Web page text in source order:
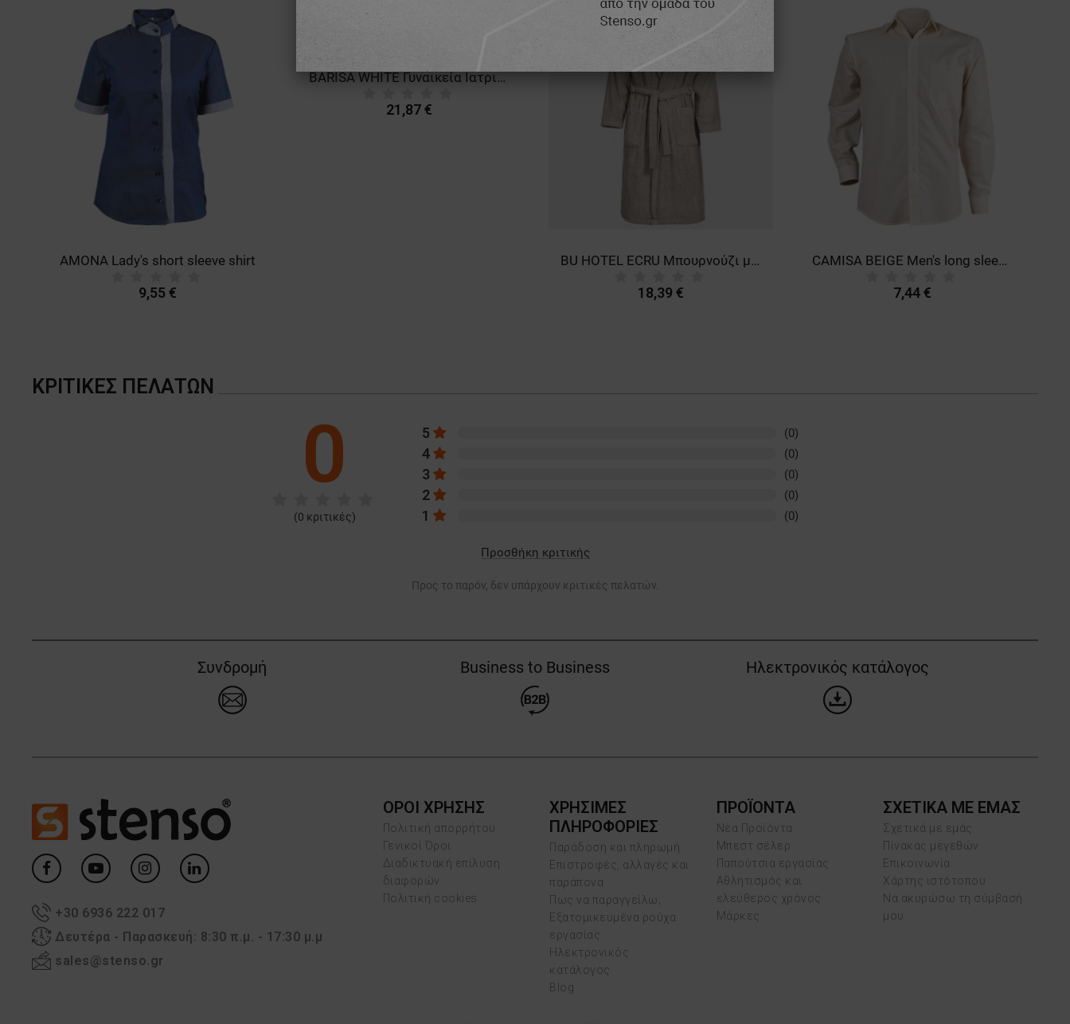
AMONA Lady's short sleeve shirt
9,55 €
BARISA WHITE Γυναικεία Ιατρική Μπλούζα άσπρο
21,87 €
ТΟ ΠΡΟΪΌΝ ΈΧΕΙ ΕΞΑΝΤΛΗΘΕΊ
BU HOTEL ECRU Μπουρνούζι μπάνιου
18,39 €
CAMISA BEIGE Men's long sleeve shirt
7,44 €
ΚΡΙΤΙΚΈΣ ΠΕΛΑΤΏΝ
0
(0 κριτικές)
5 (0)
4 (0)
3 (0)
2 (0)
1 (0)
Προσθήκη κριτικής
Προς το παρόν, δεν υπάρχουν κριτικές πελατών.
Συνδρομή Business to Business Ηλεκτρονικός κατάλογος
+30 6936 222 017
Δευτέρα - Παρασκευή: 8:30 π.μ. - 17:30 μ.μ
sales@stenso.gr
ΟΡΟΙ ΧΡΗΣΗΣ
Πολιτική απορρήτου
Γενικοί Όροι
Διαδικτυακή επίλυση
διαφορών
Πολιτική cookies
ΧΡΗΣΙΜΕΣ
ΠΛΗΡΟΦΟΡΙΕΣ
Παράδοση και πληρωμή
Επιστροφές, αλλαγές και
παράπονα
Πως να παραγγείλω;
Εξατομικευμένα ρούχα
εργασίας
Ηλεκτρονικός
κατάλογος
Blog
ΠΡΟΪΌΝΤΑ
Νέα Προϊόντα
Μπεστ σέλερ
Παπούτσια εργασίας
Αθλητισμός και
ελεύθερος χρόνος
Μάρκες
ΣΧΕΤΙΚΑ ΜΕ ΕΜΑΣ
Σχετικά με εμάς
Πίνακας μεγεθών
Επικοινωνία
Χάρτης ιστότοπου
Να ακυρώσω τη σύμβασή
μου